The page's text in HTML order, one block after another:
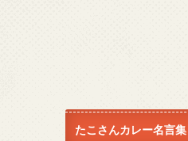
たこさんカレー名言集